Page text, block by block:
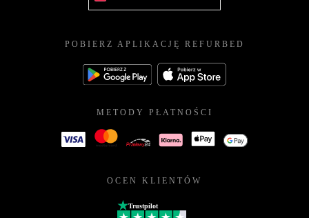
POBIERZ APLIKACJĘ REFURBED
METODY PŁATNOŚCI
OCEN KLIENTÓW
Trustpilot